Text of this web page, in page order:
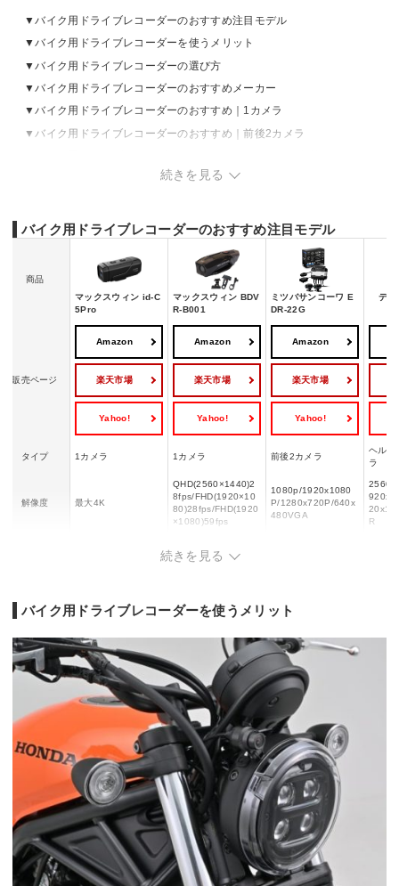
バイク用ドライブレコーダーのおすすめ注目モデル
バイク用ドライブレコーダーを使うメリット
バイク用ドライブレコーダーの選び方
バイク用ドライブレコーダーのおすすめメーカー
バイク用ドライブレコーダーのおすすめ｜1カメラ
バイク用ドライブレコーダーのおすすめ｜前後2カメラ
バイク用ドライブレコーダーの売れ筋ランキングをチェック
続きを見る
バイク用ドライブレコーダーのおすすめ注目モデル
商品
マックスウィン id-C
5Pro
マックスウィン BDV
R-B001
ミツバサンコーワ E
DR-22G
デ
販売ページ
Amazon
楽天市場
Yahoo!
Amazon
楽天市場
Yahoo!
Amazon
楽天市場
Yahoo!
タイプ 1カメラ 1カメラ 前後2カメラ
ヘルメ
ラ
解像度 最大4K
QHD(2560×1440)2
8fps/FHD(1920×10
80)28fps/FHD(1920
×1080)59fps
1080p/1920x1080
P/1280x720P/640x
480VGA
R
電源(バイクのUSB電
内蔵バッテリー/mini
続きを見る
バイク用ドライブレコーダーを使うメリット